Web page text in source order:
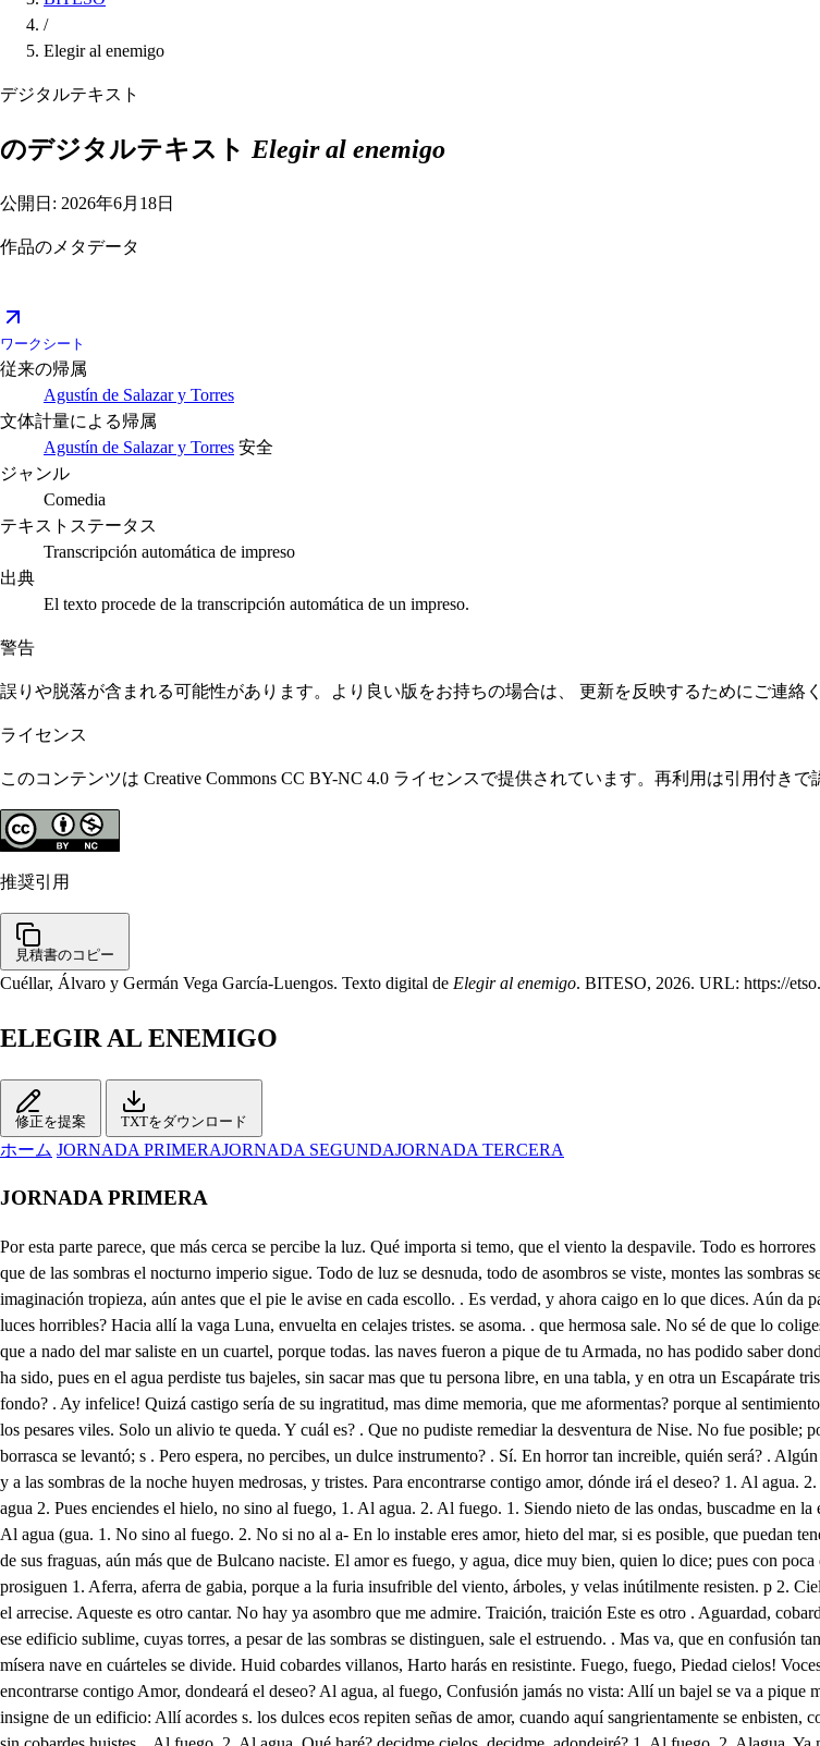
/
Elegir al enemigo
デジタルテキスト
のデジタルテキスト Elegir al enemigo
公開日: 2026年6月18日
作品のメタデータ
ワークシート
従来の帰属
Agustín de Salazar y Torres
文体計量による帰属
Agustín de Salazar y Torres 安全
ジャンル
Comedia
テキストステータス
Transcripción automática de impreso
出典
El texto procede de la transcripción automática de un impreso.
警告
誤りや脱落が含まれる可能性があります。より良い版をお持ちの場合は、 更新を反映するためにご連絡く
ライセンス
このコンテンツは Creative Commons CC BY-NC 4.0 ライセンスで提供されています。再利用は引用付き
推奨引用
見積書のコピー
Cuéllar, Álvaro y Germán Vega García-Luengos. Texto digital de Elegir al enemigo. BITESO, 2026. URL: https://
ELEGIR AL ENEMIGO
修正を提案 TXTをダウンロード
ホーム JORNADA PRIMERAJORNADA SEGUNDAJORNADA TERCERA
JORNADA PRIMERA
Por esta parte parece, que más cerca se percibe la luz. Qué importa si temo, que el viento la despavile. Todo es horrores la noche, la vista apenas distingue el escollo más soberbio, de la planta más humilde, el aire, que de las sombras el nocturno imperio sigue. Todo de luz se desnuda, todo de asombros se viste, montes las sombras se ofrecen, y sombras las peñas fingen. Todo se confunde nada, sino el horror se percibe, la imaginación tropieza, aún antes que el pie le avise en cada escollo. . Es verdad, y ahora caigo en lo que dices. Aún da pavor, aún da espanto, ver que algunos Astros brillen: como serán las tinieblas, solito si son las luces horribles? Hacia allí la vaga Luna, envuelta en celajes tristes. se asoma. . que hermosa sale. No sé de que lo coliges. De que es blanca, y cabos negros; pero déjame que admire, señor, que habiendo dos días, que a nado del mar saliste en un cuartel, porque todas. las naves fueron a pique de tu Armada, no has podido saber donde estás. . Colige, que nunca es desdicha aquella, a quien otra no se sigue. La tuya bien grande ha sido, pues en el agua perdiste tus bajeles, sin sacar mas que tu persona libre, en una tabla, y en otra un Escapárate triste, que soy yo; mas sobre todo, se perdió tu prima Nise; porque también su bajel se fue a fondo? . Ay infelice! Quizá castigo sería de su ingratitud, mas dime memoria, que me aformentas? porque al sentimiento asistes, siendo el vencedor; así te opones a quién se rinde? Ah cobardes, bien se ve, que sois los pesares viles. Solo un alivio te queda. Y cuál es? . Que no pudiste remediar la desventura de Nise. No fue posible; porque después que salí de su nave en el esquise a aplacar la sedición de otro bajel, la terrible borrasca se levantó; s . Pero espera, no percibes, un dulce instrumento? . Sí. En horror tan increible, quién será? . Algún Sacristan, que ensayara algunos Quiries, o algún Barbero, que intenta cantar la letra que dice, y a las sombras de la noche huyen medrosas, y tristes. Para encontrarse contigo amor, dónde irá el deseo? 1. Al agua. 2. Al fuego (go. 1. No sino al agua. 2. No sino al fue- 1. Pues hielas lo que abrasas, no si no al agua 2. Pues enciendes el hielo, no sino al fuego, 1. Al agua. 2. Al fuego. 1. Siendo nieto de las ondas, buscadme en la espuma cana. 2. Venid, buscadme en el fuego, que es hijo Amor de las llamas. 1. Al fuego? 2. Al agua (gua. 1. No sino al fuego. 2. No si no al a- En lo instable eres amor, hieto del mar, si es posible, que puedan tener las llamas de las espumas origen También sé, que de Bulcano eres hijo, que mal dije; pues de sus fraguas, aún más que de Bulcano naciste. El amor es fuego, y agua, dice muy bien, quien lo dice; pues con poca diferencia no hay amor que no se entibie, y lo tibio es fuego, y agua. s. Calla necio, que prosiguen 1. Aferra, aferra de gabia, porque a la furia insufrible del viento, árboles, y velas inútilmente resisten. p 2. Cielos, piedad Favor, cielos, 1. Ya el árbol mayor se rinde. 4. Corta la jarcia, que toca la nave en el arrecise. Aqueste es otro cantar. No hay ya asombro que me admire. Traición, traición Este es otro . Aguardad, cobardes viles, que yo os seguiré hasta ver que alevosamente tiñe vuestra infame sangre al suelo. De ese edificio sublime, cuyas torres, a pesar de las sombras se distinguen, sale el estruendo. . Mas va, que en confusión tan terrible partesvoca opala aún falta más? Fuego, fuego 1. Echad a tierna el esquise; que ya la mísera nave en cuárteles se divide. Huid cobardes villanos, Harto harás en resistinte. Fuego, fuego, Piedad cielos! Voces de mujer no oístes? Cómo hay tantos con trabajos, no distingo bien los tiples. Para encontrarse contigo Amor, dondeará el deseo? Al agua, al fuego, Confusión jamás no vista: Allí un bajel se va a pique miseramente; y aquí ol too miseramente se rinde, a otros piélagos de fuego toda la fábrica insigne de un edificio: Allí acordes s. los dulces ecos repiten señas de amor, cuando aquí sangrientamente se enbisten, con fuerza igual: ah fortuna, solo en las mudanzas firme! 1. Que me ahogo. Que me abraso. En sin cobardes huistes. ̱̱. Al fuego. 2. Al agua. Qué haré? decidme cielos, decidme. adondeiré? 1. Al fuego. 2. Alagua. Ya mi valor se apercibe para las ondas. . Espera, señor, y no al mar te inclines. Por qué? lono Porque es muy enfermo beber agua de salitre, Al fuego. . No sino al agua Pero aquesta voz me impide. Al agua mo ̱. No sino al fuego. Acudid a los jardines, que adonde está Rosimunda lleganlas llamas. . Ya impiden aquestas voces mis dudas, que no hay cosa que lastime mas a un triste, que ver otro padecer; miente quien dice, que al infelice es descanso el no ser solo infelice. A señor, dejome solo: Miedo di, donde he de irme, al fuego, no sino al agua; ni a uno, ni a otro, hay tan terrible confusión: este es el mundo, unos cantan, y otros riñen, y allá se pasan por agua, al tiempo que acá se frien; pero entre estos, y entre estotros es justo que me retire, que por este lado el miedo, con no sé cuantos me enviste, y no riñe bien el que sin que, ni para que riñe; y yo no me hallo al presente con para ques, ni sin ques. Mal mi intento se hla logrado. Apenas la sena hiciste con letra, y música, cuando pegué fuego a los jardines, para que acudiendo todos, pudieses robar más libre a Rosimunda. . Ay amor! como nada te es difícil a emprender, hasta que tocan los desengaños los fines. Dígalo yo, que sintiendo abrasarme al insufrible volcán de un desprecio, aunque al desdén hielo le fingen, por no morir de cobarde,